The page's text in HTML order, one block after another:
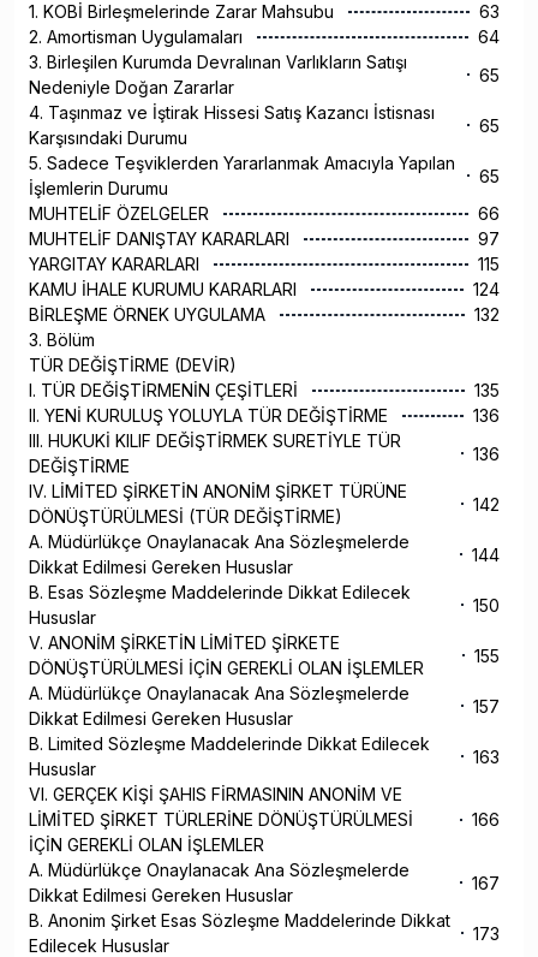
1. KOBİ Birleşmelerinde Zarar Mahsubu
63
2. Amortisman Uygulamaları
64
3. Birleşilen Kurumda Devralınan Varlıkların Satışı
Nedeniyle Doğan Zararlar
65
4. Taşınmaz ve İştirak Hissesi Satış Kazancı İstisnası
Karşısındaki Durumu
65
5. Sadece Teşviklerden Yararlanmak Amacıyla Yapılan
İşlemlerin Durumu
65
MUHTELİF ÖZELGELER
66
MUHTELİF DANIŞTAY KARARLARI
97
YARGITAY KARARLARI
115
KAMU İHALE KURUMU KARARLARI
124
BİRLEŞME ÖRNEK UYGULAMA
132
3. Bölüm
TÜR DEĞİŞTİRME (DEVİR)
I. TÜR DEĞİŞTİRMENİN ÇEŞİTLERİ
135
II. YENİ KURULUŞ YOLUYLA TÜR DEĞİŞTİRME
136
III. HUKUKİ KILIF DEĞİŞTİRMEK SURETİYLE TÜR
DEĞİŞTİRME
136
IV. LİMİTED ŞİRKETİN ANONİM ŞİRKET TÜRÜNE
DÖNÜŞTÜRÜLMESİ (TÜR DEĞİŞTİRME)
142
A. Müdürlükçe Onaylanacak Ana Sözleşmelerde
Dikkat Edilmesi Gereken Hususlar
144
B. Esas Sözleşme Maddelerinde Dikkat Edilecek
Hususlar
150
V. ANONİM ŞİRKETİN LİMİTED ŞİRKETE
DÖNÜŞTÜRÜLMESİ İÇİN GEREKLİ OLAN İŞLEMLER
155
A. Müdürlükçe Onaylanacak Ana Sözleşmelerde
Dikkat Edilmesi Gereken Hususlar
157
B. Limited Sözleşme Maddelerinde Dikkat Edilecek
Hususlar
163
VI. GERÇEK KİŞİ ŞAHIS FİRMASININ ANONİM VE
LİMİTED ŞİRKET TÜRLERİNE DÖNÜŞTÜRÜLMESİ
İÇİN GEREKLİ OLAN İŞLEMLER
166
A. Müdürlükçe Onaylanacak Ana Sözleşmelerde
Dikkat Edilmesi Gereken Hususlar
167
B. Anonim Şirket Esas Sözleşme Maddelerinde Dikkat
Edilecek Hususlar
173